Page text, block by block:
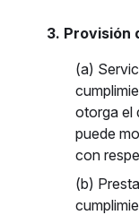
3. Provisión
(a)
otorga el
puede
con
(b)